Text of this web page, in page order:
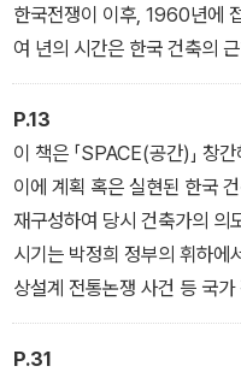
한국전쟁이 이후, 1960년에
여 년의 시간은 한국 건축의
이른바 ‘발전 국가 시기’로 명
제정되었고, 정권의 휘하에서
통해 본격적인 프로파간다 건
기록과 해석은 김수근, 김중
몇몇 건축가들에 집중됐다.
성했던 여러 건축가들의 이름
격적인 논의가 시작된 것은 불
거리에 있지 않았던 당대 건
디서부터 찾아야 할까? 건축
P.13
이 책은 「SPACE(공간)」
이에 계획 혹은 실현된 한국
재구성하여 당시 건축가의 의
시기는 박정희 정부의 휘하에
상설계 전통논쟁 사건 등 국
이러한 상황에서 오히려 주관
들의 작업을 통해 지금 우리
P.31